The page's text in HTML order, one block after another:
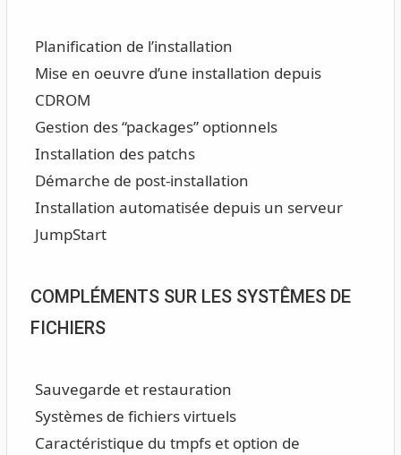
Planification de l’installation
Mise en oeuvre d’une installation depuis
CDROM
Gestion des “packages” optionnels
Installation des patchs
Démarche de post-installation
Installation automatisée depuis un serveur
JumpStart
COMPLÉMENTS SUR LES SYSTÊMES DE
FICHIERS
Sauvegarde et restauration
Systèmes de fichiers virtuels
Caractéristique du tmpfs et option de